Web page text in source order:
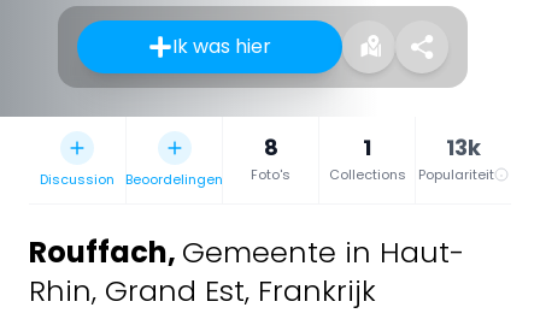
Ik was hier
Discussion Beoordelingen
8
Foto's
1
Collections
13k
Populariteit
Rouffach, Gemeente in Haut-
Rhin, Grand Est, Frankrijk